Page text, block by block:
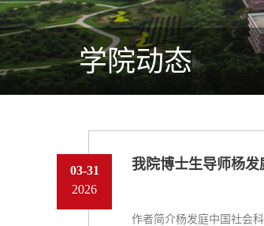
学院动态
03-31
2026
我院博士生导师杨
作者简介杨发庭中国社会